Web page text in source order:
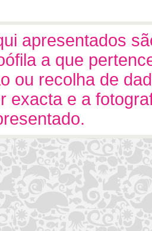
apresentados
a que
ou recolha de
exacta e a